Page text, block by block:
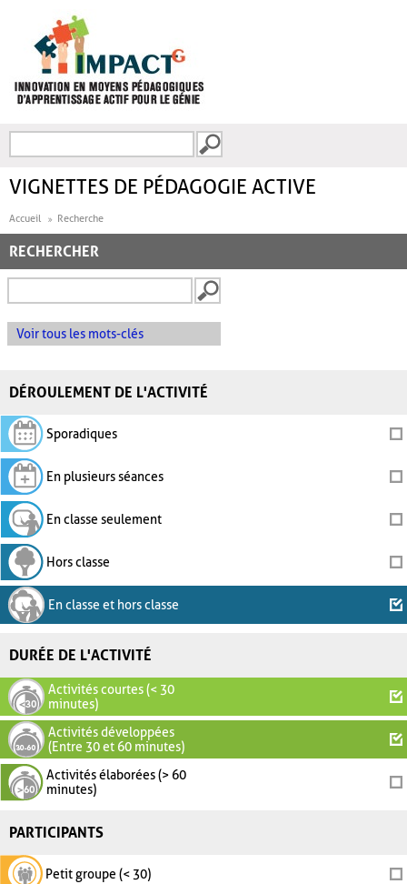
FORMULAIRE DE
VIGNETTES DE PÉDAGOGIE ACTIVE
Accueil Recherche
RECHERCHER
Voir tous les mots-clés
DÉROULEMENT DE L'ACTIVITÉ
Sporadiques
En plusieurs séances
En classe seulement
Hors classe
En classe et hors classe
DURÉE DE L'ACTIVITÉ
Activités courtes (< 30
minutes)
Activités développées
(Entre 30 et 60 minutes)
Activités élaborées (> 60
minutes)
PARTICIPANTS
Petit groupe (< 30)